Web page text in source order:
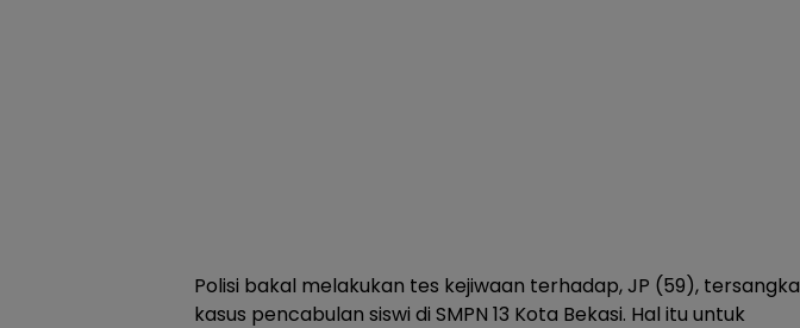
Polisi bakal melakukan tes kejiwaan terhadap, JP (59), tersangka
kasus pencabulan siswi di SMPN 13 Kota Bekasi. Hal itu untuk